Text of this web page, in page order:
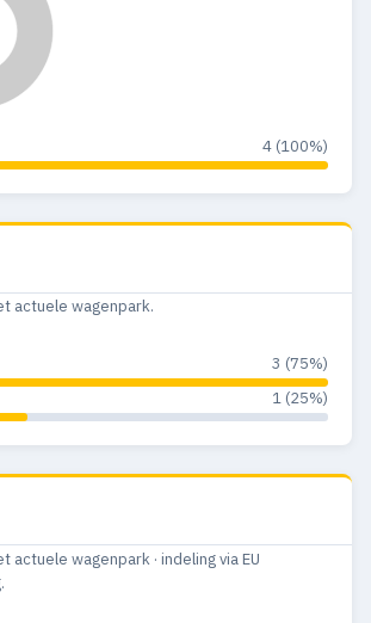
4 (100%)
actuele wagenpark.
3 (75%)
1 (25%)
actuele wagenpark · indeling via EU